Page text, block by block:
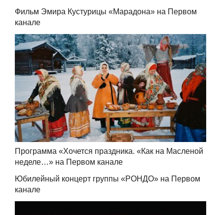
Фильм Эмира Кустурицы «Марадона» на Первом
канале
Программа «Хочется праздника. «Как на Масленой
неделе…» на Первом канале
Юбилейный концерт группы «РОНДО» на Первом
канале